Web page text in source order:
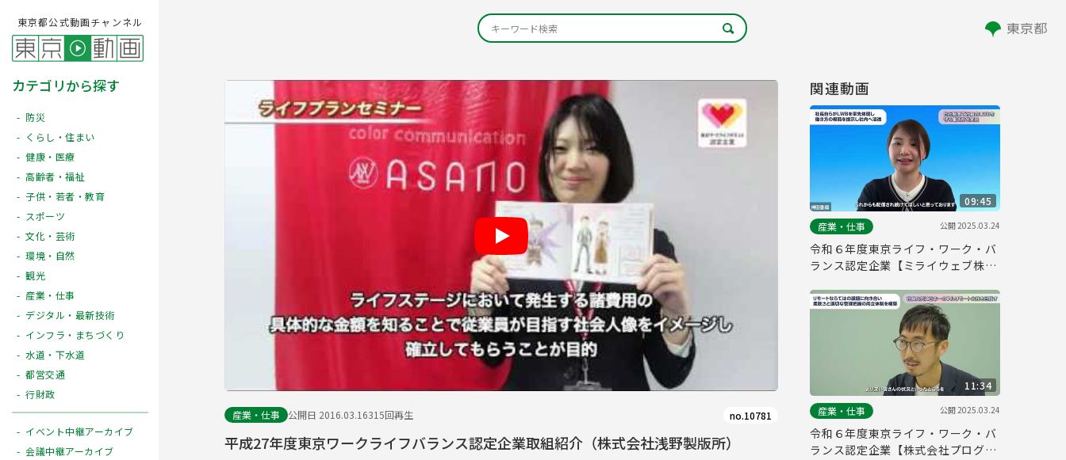
東京都公式動画チャンネル
カテゴリから探す
防災
くらし・住まい
健康・医療
高齢者・福祉
子供・若者・教育
スポーツ
文化・芸術
環境・自然
観光
産業・仕事
デジタル・最新技術
インフラ・まちづくり
水道・下水道
都営交通
行財政
イベント中継アーカイブ
会議中継アーカイブ
産業・仕事 公開日 2016.03.16315回再生 no.10781
平成27年度東京ワークライフバランス認定企業取組紹介（株式会社浅野製版所）
関連動画
09:45
産業・仕事
公開2025.03.24
令和６年度東京ライフ・ワーク・バ
ランス認定企業【ミライウェブ株式
11:34
産業・仕事
公開2025.03.24
令和６年度東京ライフ・ワーク・バ
ランス認定企業【株式会社プログレ